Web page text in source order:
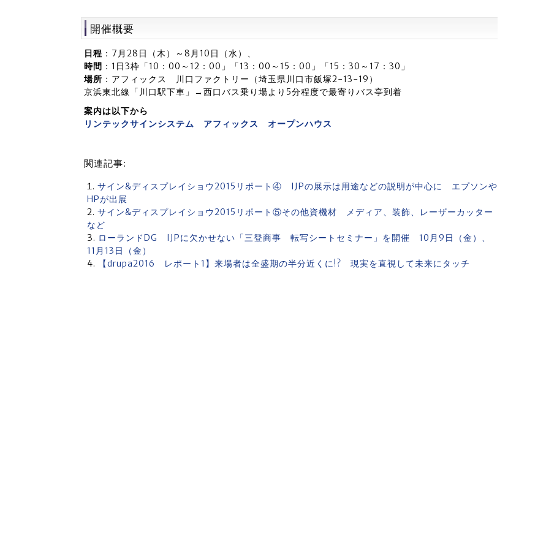
開催概要
日程 ：7月28日（木）～8月10日（水）、
時間 ：1日3枠「10：00～12：00」「13：00～15：00」「15：30～17：30」
場所 ：アフィックス 川口ファクトリー（埼玉県川口市飯塚2-13-19）
京浜東北線「川口駅下車」→西口バス乗り場より5分程度で最寄りバス亭到着
案内は以下から
リンテックサインシステム アフィックス オープンハウス
関連記事:
サイン&ディスプレイショウ2015リポート④ IJPの展示は用途などの説明が中心に エプソンや
HPが出展
サイン&ディスプレイショウ2015リポート⑤その他資機材 メディア、装飾、レーザーカッター
など
ローランドDG IJPに欠かせない「三登商事 転写シートセミナー」を開催 10月9日（金）、
11月13日（金）
【drupa2016 レポート1】来場者は全盛期の半分近くに!? 現実を直視して未来にタッチ